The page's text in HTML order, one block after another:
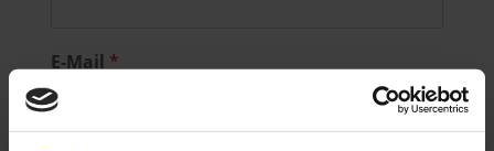
e
e
E
-
M
a
i
E-Mail *
E-Mail E-Mail bestätigen